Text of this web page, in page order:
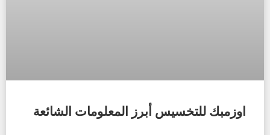
اوزمبك للتخسيس أبرز المعلومات الشائعة